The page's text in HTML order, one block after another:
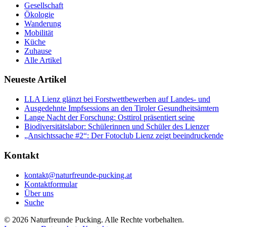
Gesellschaft
Ökologie
Wanderung
Mobilität
Küche
Zuhause
Alle Artikel
Neueste Artikel
LLA Lienz glänzt bei Forstwettbewerben auf Landes- und
Ausgedehnte Impfsessions an den Tiroler Gesundheitsämtern
Lange Nacht der Forschung: Osttirol präsentiert seine
Biodiversitätslabor: Schülerinnen und Schüler des Lienzer
„Ansichtssache #2“: Der Fotoclub Lienz zeigt beeindruckende
Kontakt
kontakt@naturfreunde-pucking.at
Kontaktformular
Über uns
Suche
© 2026 Naturfreunde Pucking. Alle Rechte vorbehalten.